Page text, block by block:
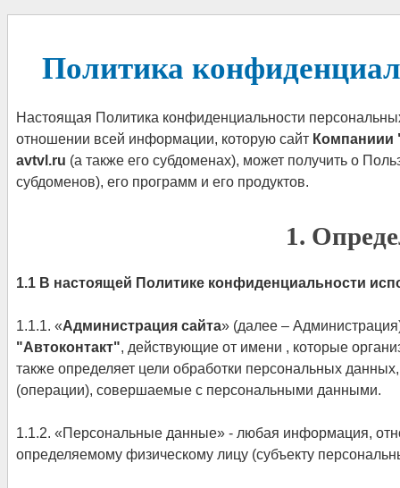
Политика
Настоящая Политика конфиденциальности
отношении всей информации, которую сайт Компаниии
avtvl.ru (а также его субдоменах), может получить о
субдоменов), его программ и его продуктов.
1.
1.1 В настоящей Политике конфиденциальности
1.1.1. «Администрация сайта» (далее –
"Автоконтакт", действующие от имени , которые
также определяет цели обработки персональных
(операции), совершаемые с персональными данными.
1.1.2. «Персональные данные» - любая информация,
определяемому физическому лицу (субъекту